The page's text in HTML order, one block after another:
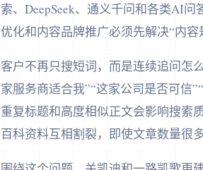
索、DeepSeek、通义千问和各类AI
优化和内容品牌推广必须先解决“内
客户不再只搜短词，而是连续追问怎
家服务商适合我”“这家公司是否可信
重复标题和高度相似正文会影响搜索
百科资料互相割裂，即使文章数量很